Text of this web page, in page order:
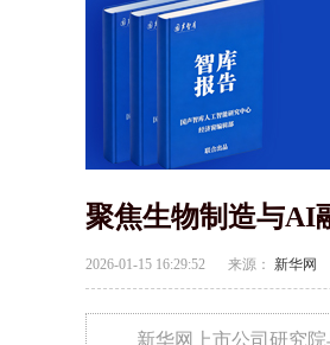
聚焦生物制造与AI
2026-01-15 16:29:52 来源： 新华网
新华网上市公司研究